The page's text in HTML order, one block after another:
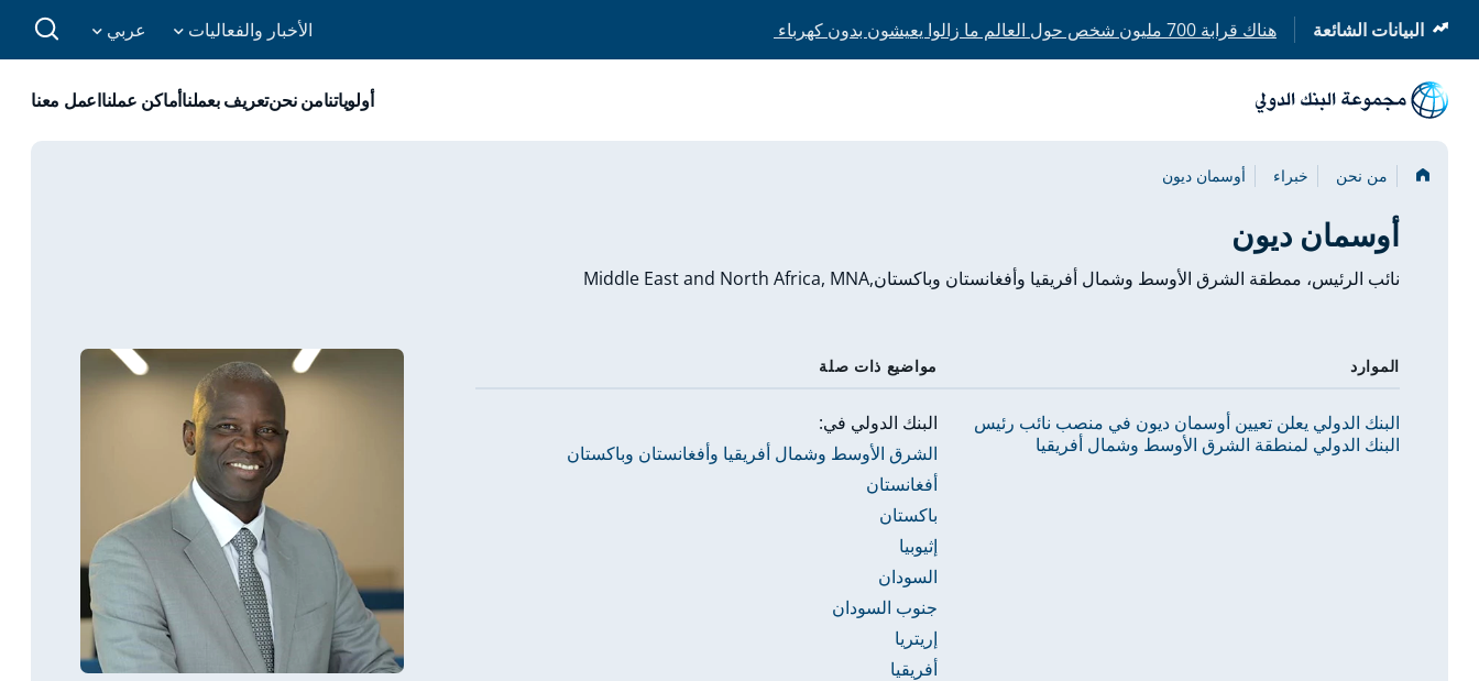
البيانات الشائعة هناك قرابة 700 مليون شخص حول العالم ما زالوا يعيشون بدون كهرباء
(opens
in
a
new
tab)
(opens
in
a
الأخبار والفعاليات عربي
أولوياتنامن نحنتعريف بعملناأماكن عملنااعمل معنا
الصفحةمن نحن خبراء أوسمان ديون
أوسمان ديون
نائب الرئيس، ممطقة الشرق الأوسط وشمال أفريقيا وأفغانستان وباكستان,Middle East and North Africa, MNA
الموارد
البنك الدولي يعلن تعيين أوسمان ديون في منصب نائب رئيس
البنك الدولي لمنطقة الشرق الأوسط وشمال أفريقيا
مواضيع ذات صلة
البنك الدولي في:
الشرق الأوسط وشمال أفريقيا وأفغانستان وباكستان
أفغانستان
باكستان
إثيوبيا
السودان
جنوب السودان
إريتريا
أفريقيا